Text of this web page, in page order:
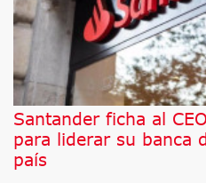
Santander ficha al
para liderar su banca
país